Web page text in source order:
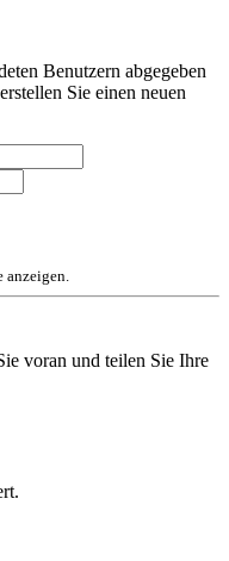
Benutzern abgegeben
Sie einen neuen
anzeigen.
voran und teilen Sie Ihre